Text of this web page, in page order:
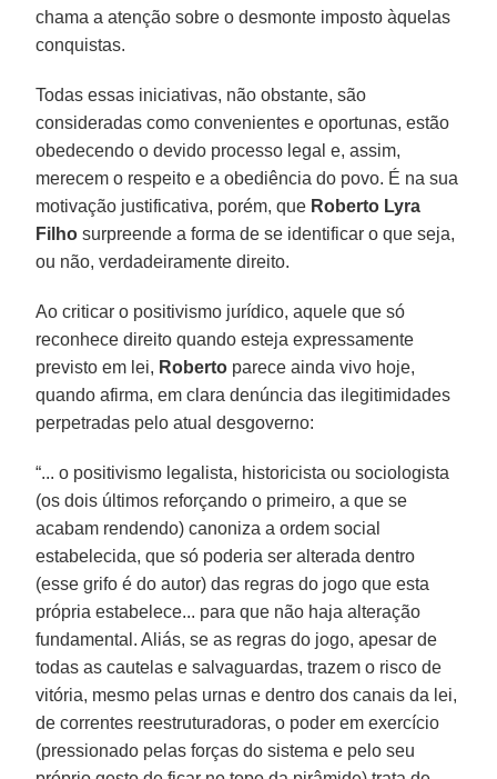
chama a atenção sobre o desmonte imposto àquelas
conquistas.
Todas essas iniciativas, não obstante, são
consideradas como convenientes e oportunas, estão
obedecendo o devido processo legal e, assim,
merecem o respeito e a obediência do povo. É na sua
motivação justificativa, porém, que Roberto Lyra
Filho surpreende a forma de se identificar o que seja,
ou não, verdadeiramente direito.
Ao criticar o positivismo jurídico, aquele que só
reconhece direito quando esteja expressamente
previsto em lei, Roberto parece ainda vivo hoje,
quando afirma, em clara denúncia das ilegitimidades
perpetradas pelo atual desgoverno:
“... o positivismo legalista, historicista ou sociologista
(os dois últimos reforçando o primeiro, a que se
acabam rendendo) canoniza a ordem social
estabelecida, que só poderia ser alterada dentro
(esse grifo é do autor) das regras do jogo que esta
própria estabelece... para que não haja alteração
fundamental. Aliás, se as regras do jogo, apesar de
todas as cautelas e salvaguardas, trazem o risco de
vitória, mesmo pelas urnas e dentro dos canais da lei,
de correntes reestruturadoras, o poder em exercício
(pressionado pelas forças do sistema e pelo seu